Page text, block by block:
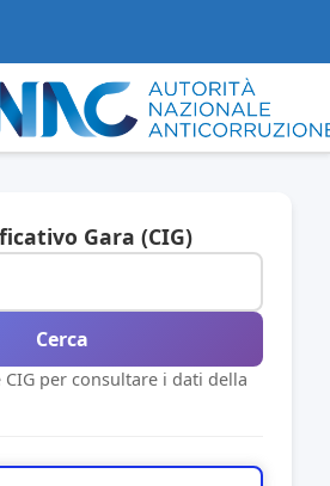
Gara (CIG)
Cerca
per consultare i dati della